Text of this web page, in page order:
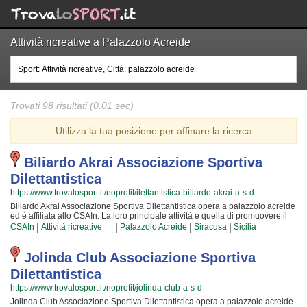
Attività ricreative a Palazzolo Acreide
Trovati 98 risultati (0.01 sec)
Utilizza la tua posizione per affinare la ricerca
Biliardo Akrai Associazione Sportiva
Dilettantistica
https://www.trovalosport.it/noprofit/ilettantistica-biliardo-akrai-a-s-d
Biliardo Akrai Associazione Sportiva Dilettantistica opera a palazzolo acreide
ed è affiliata allo CSAIn. La loro principale attività è quella di promuovere il
calcio balilla proponendo corsi rivolti a bambini e ragazzi. Biliardo Akrai
Associazione Sportiva Dilettantistica è radicata nella comunità di palazzolo
acreide e al loro interno sono cresciute generazioni di bambini e ragazzi che
hanno imparato i valori fondamentali dello sport e l'importanza del lavoro di
squadra. I loro istruttori di calcio balilla sono tra i più esperti e qualificati della
zona e sono sicuramente i più adatti a sviluppare il talento dei bambini che
iniziano a giocare e dei ragazzi che vogliono raggiungere livelli di
eccellenza. Per questo motivo Biliardo Akrai Associazione Sportiva
Dilettantistica sarà lieta di accogliere anche tuo figlio all'interno
CSAIn | Attività ricreative | Palazzolo Acreide | Siracusa | Sicilia
Jolinda Club Associazione Sportiva
Dilettantistica
https://www.trovalosport.it/noprofit/jolinda-club-a-s-d
Jolinda Club Associazione Sportiva Dilettantistica opera a palazzolo acreide